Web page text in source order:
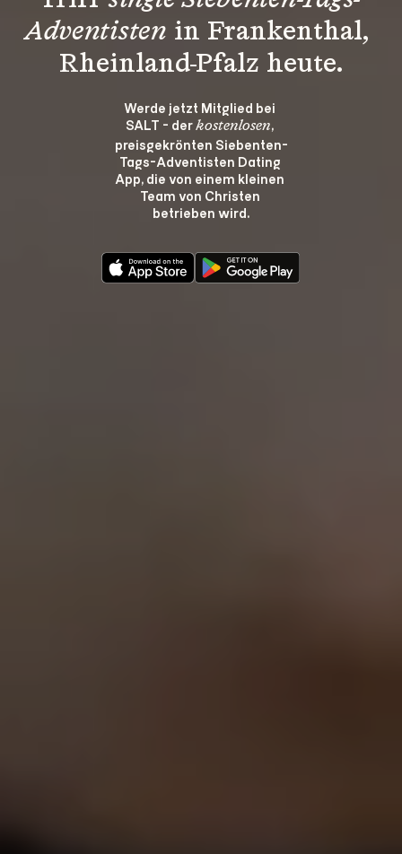
Adventisten in Frankenthal,
Rheinland-Pfalz heute.
Werde jetzt Mitglied bei
SALT - der kostenlosen,
preisgekrönten Siebenten-
Tags-Adventisten Dating
App, die von einem kleinen
Team von Christen
betrieben wird.